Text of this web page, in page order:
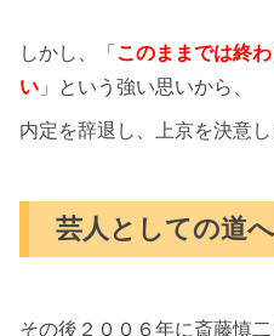
しかし、「 このままでは終
い 」という強い思いから、
内定を辞退し、上京を決意し
芸人としての道へ
その後２００６年に斎藤慎